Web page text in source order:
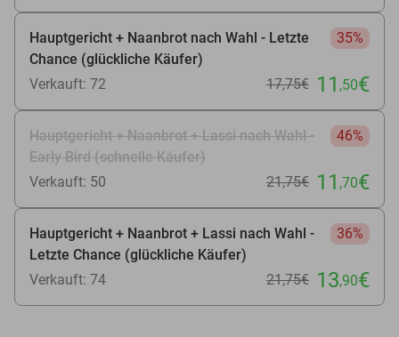
Hauptgericht + Naanbrot nach Wahl - Letzte
Chance (glückliche Käufer)
35%
Verkauft: 72 17,75€ 11 ,50€
Hauptgericht + Naanbrot + Lassi nach Wahl -
Early Bird (schnelle Käufer)
46%
Verkauft: 50 21,75€ 11 ,70€
Hauptgericht + Naanbrot + Lassi nach Wahl -
Letzte Chance (glückliche Käufer)
36%
Verkauft: 74 21,75€ 13,90€